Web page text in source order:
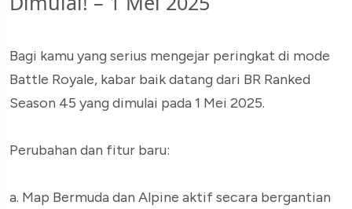
Bagi kamu yang serius mengejar peringkat di mode
Battle Royale, kabar baik datang dari BR Ranked
Season 45 yang dimulai pada 1 Mei 2025.
Perubahan dan fitur baru:
a. Map Bermuda dan Alpine aktif secara bergantian